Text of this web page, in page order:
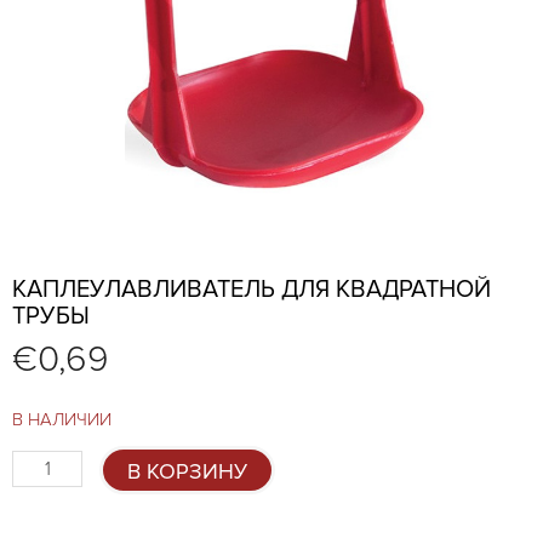
КАПЛЕУЛАВЛИВАТЕЛЬ ДЛЯ КВАДРАТНОЙ
ТРУБЫ
€0,69
В НАЛИЧИИ
Количество
товара
В КОРЗИНУ